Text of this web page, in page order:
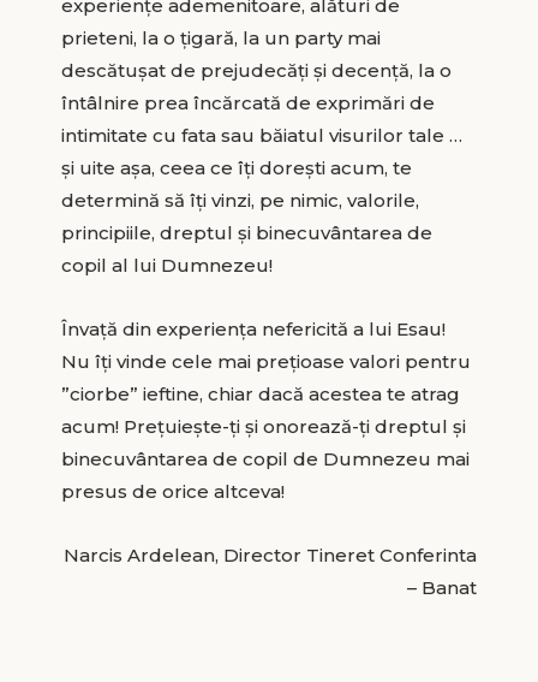
experiențe ademenitoare, alături de
prieteni, la o țigară, la un party mai
descătușat de prejudecăți și decență, la o
întâlnire prea încărcată de exprimări de
intimitate cu fata sau băiatul visurilor tale …
și uite așa, ceea ce îți dorești acum, te
determină să îți vinzi, pe nimic, valorile,
principiile, dreptul și binecuvântarea de
copil al lui Dumnezeu!
Învață din experiența nefericită a lui Esau!
Nu îți vinde cele mai prețioase valori pentru
”ciorbe” ieftine, chiar dacă acestea te atrag
acum! Prețuiește-ți și onorează-ți dreptul și
binecuvântarea de copil de Dumnezeu mai
presus de orice altceva!
Narcis Ardelean, Director Tineret Conferinta
– Banat